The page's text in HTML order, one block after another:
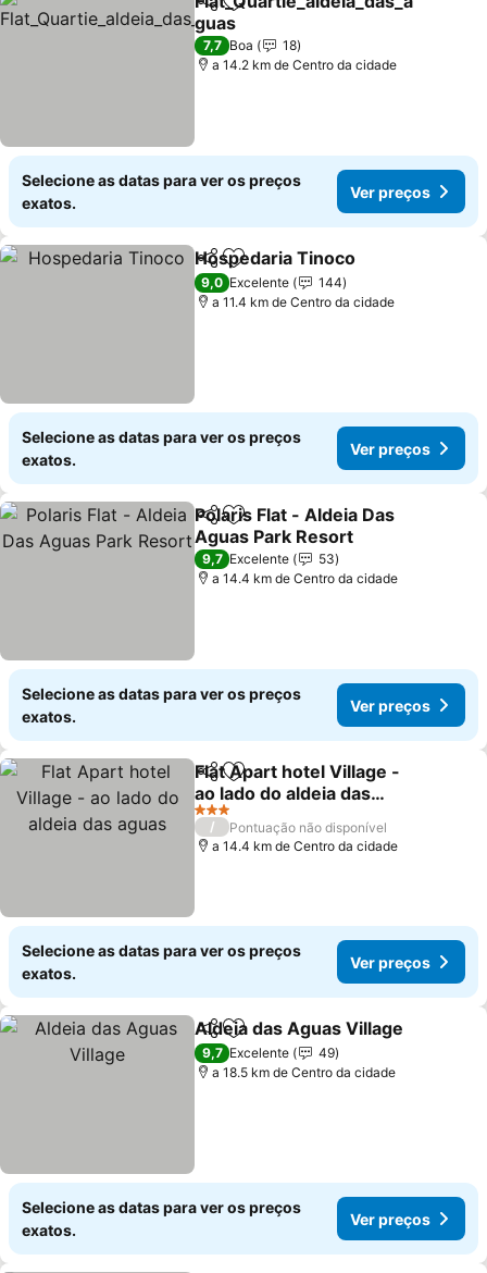
PartilharAdicionar aos favoritos
guas
Ver preços
7,7 Boa
18
a 14.2 km de Centro da cidade
Selecione as datas para ver os preços
exatos.
Ver preços
PartilharAdicionar aos favoritos
Hospedaria Tinoco
9,0 Excelente
144
a 11.4 km de Centro da cidade
Selecione as datas para ver os preços
exatos.
Ver preços
PartilharAdicionar aos favoritos
Polaris Flat - Aldeia Das
Aguas Park Resort
Ver preços
9,7 Excelente
53
a 14.4 km de Centro da cidade
Selecione as datas para ver os preços
exatos.
Ver preços
PartilharAdicionar aos favoritos
Flat Apart hotel Village -
ao lado do aldeia das
aguas
Ver preços
3 Estrelas
/
Pontuação não disponível
a 14.4 km de Centro da cidade
Selecione as datas para ver os preços
exatos.
Ver preços
PartilharAdicionar aos favoritos
Aldeia das Aguas Village
9,7 Excelente
49
a 18.5 km de Centro da cidade
Selecione as datas para ver os preços
exatos.
Ver preços